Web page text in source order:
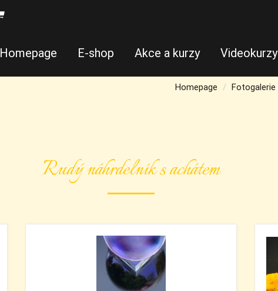
Homepage E-shop Akce a kurzy Videokurzy
Homepage Fotogalerie
Rudý náhrdelník s achátem